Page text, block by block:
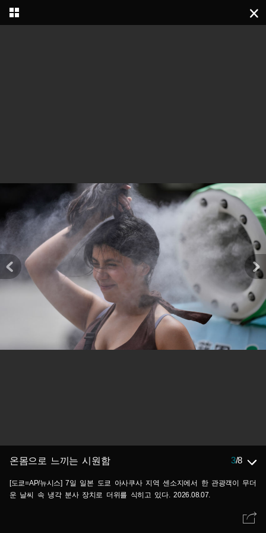
온몸으로 느끼는 시원함 3/8
[도쿄=AP/뉴시스] 7일 일본 도쿄 아사쿠사 지역 센소지에서 한 관광객이 무더
운 날씨 속 냉각 분사 장치로 더위를 식히고 있다. 2026.08.07.